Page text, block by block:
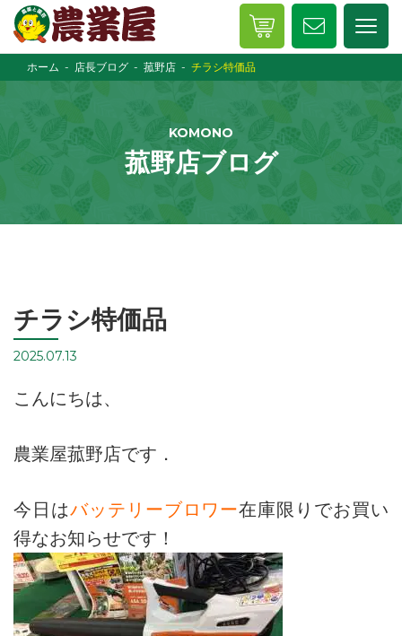
ホーム 店長ブログ 菰野店 チラシ特価品
KOMONO
菰野店ブログ
チラシ特価品
2025.07.13
こんにちは、
農業屋菰野店です．
今日はバッテリーブロワー在庫限りでお買い
得なお知らせです！